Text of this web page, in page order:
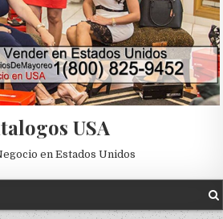
USA
en Estados Unidos